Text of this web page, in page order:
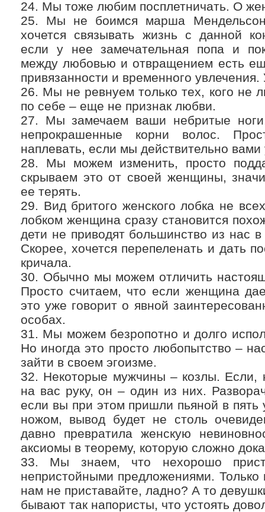
24. Мы тоже любим посплетничать. О
25. Мы не боимся марша
хочется связывать жизнь с данной
если у нее замечательная попа и
между любовью и отвращением есть
привязанности и временного
26. Мы не ревнуем только тех, кого не
по себе – еще не признак любви.
27. Мы замечаем ваши небритые
непрокрашенные корни волос.
наплевать, если мы действительно
28. Мы можем изменить, просто
скрываем это от своей женщины,
ее терять.
29. Вид бритого женского лобка не
лобком женщина сразу становится
дети не приводят большинство из нас
Скорее, хочется перепеленать и дать
кричала.
30. Обычно мы можем отличить
Просто считаем, что если женщина
это уже говорит о явной
особах.
31. Мы можем безропотно и долго
Но иногда это просто любопытство –
зайти в своем эгоизме.
32. Некоторые мужчины – козлы. Если,
на вас руку, он – один из них.
если вы при этом пришли пьяной в пять
ножом, вывод будет не столь
давно превратила женскую
аксиомы в теорему, которую сложно
33. Мы знаем, что нехорошо
непристойными предложениями.
нам не приставайте, ладно? А то
бывают так напористы, что устоять